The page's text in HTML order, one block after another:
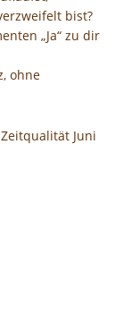
bist?
„Ja“ zu dir
ohne
Juni